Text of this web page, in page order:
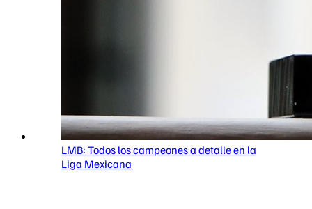
LMB: Todos los campeones a detalle en la
Liga Mexicana